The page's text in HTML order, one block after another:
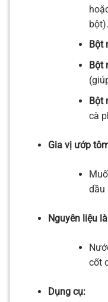
bột).
Bột
Bột
Bột
cà
Gia vị ướp
dầu
Nguyên liệu
cốt
Dụng cụ: